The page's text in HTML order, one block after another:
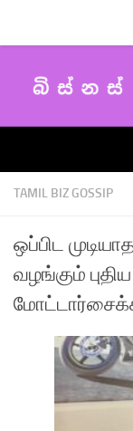
TAMIL BIZ GOSSIP
ஒப்பிட
வழங்கும்